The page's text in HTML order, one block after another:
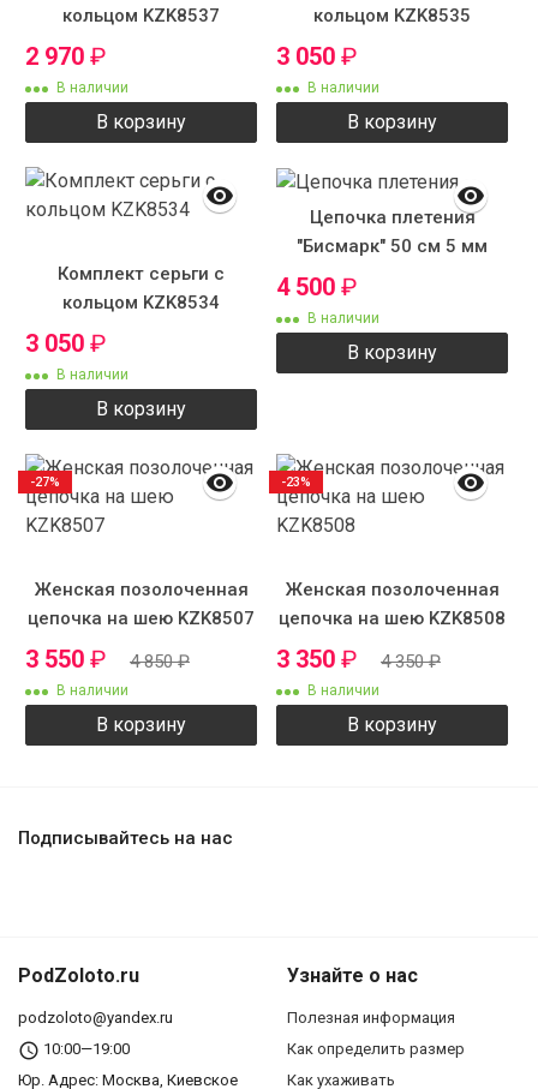
кольцом KZK8537
2 970 ₽
В наличии
В корзину
кольцом KZK8535
3 050 ₽
В наличии
В корзину
Комплект серьги с
кольцом KZK8534
3 050 ₽
В наличии
В корзину
Цепочка плетения
"Бисмарк" 50 см 5 мм
4 500 ₽
В наличии
В корзину
Женская позолоченная
цепочка на шею KZK8507
3 550 ₽ 4 850₽
В наличии
В корзину
-27%
Женская позолоченная
цепочка на шею KZK8508
3 350 ₽ 4 350₽
В наличии
В корзину
-23%
Подписывайтесь на нас
PodZoloto.ru
podzoloto@yandex.ru
10:00—19:00
Юр. Адреc: Москва, Киевское
Узнайте о нас
Полезная информация
Как определить размер
Как ухаживать